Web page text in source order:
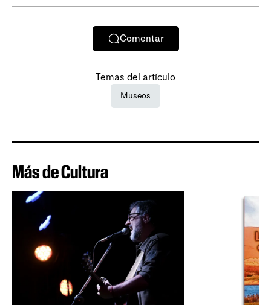
Comentar
Temas del artículo
Museos
Más de Cultura